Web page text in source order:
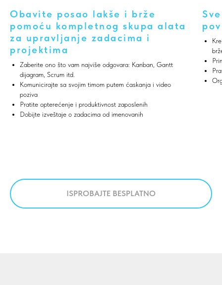
Obavite posao lakše i brže
pomoću kompletnog skupa alata
za upravljanje zadacima i
projektima
Zaberite ono što vam najviše odgovara: Kanban, Gantt
dijagram, Scrum itd.
Komunicirajte sa svojim timom putem ćaskanja i video
poziva
Pratite opterećenje i produktivnost zaposlenih
Dobijte izveštaje o zadacima od imenovanih
ISPROBAJTE BESPLATNO